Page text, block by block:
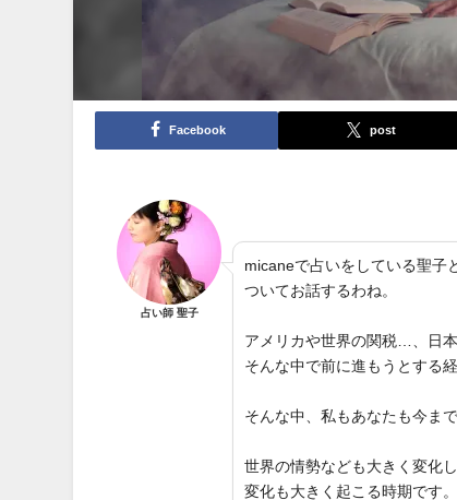
Facebook post
占い師 聖子
micaneで占いをしている聖子
ついてお話するわね。
アメリカや世界の関税…、日
そんな中で前に進もうとする
そんな中、私もあなたも今ま
世界の情勢なども大きく変化
変化も大きく起こる時期です